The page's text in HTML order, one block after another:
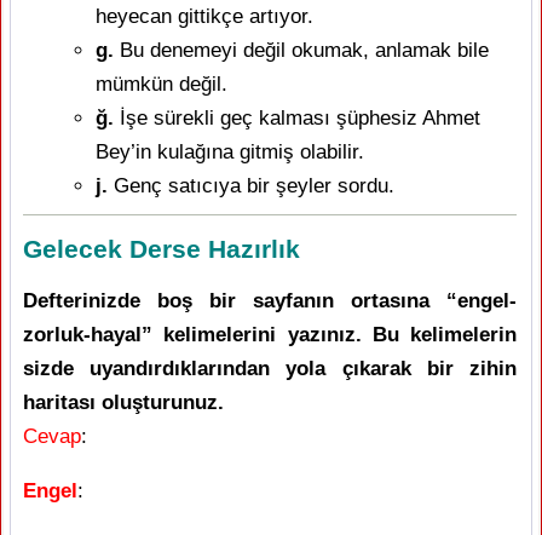
heyecan gittikçe artıyor.
g. Bu denemeyi değil okumak, anlamak bile
mümkün değil.
ğ. İşe sürekli geç kalması şüphesiz Ahmet
Bey’in kulağına gitmiş olabilir.
j. Genç satıcıya bir şeyler sordu.
Gelecek Derse Hazırlık
Defterinizde boş bir sayfanın ortasına “engel-
zorluk-hayal” kelimelerini yazınız. Bu kelimelerin
sizde uyandırdıklarından yola çıkarak bir zihin
haritası oluşturunuz.
Cevap:
Engel: